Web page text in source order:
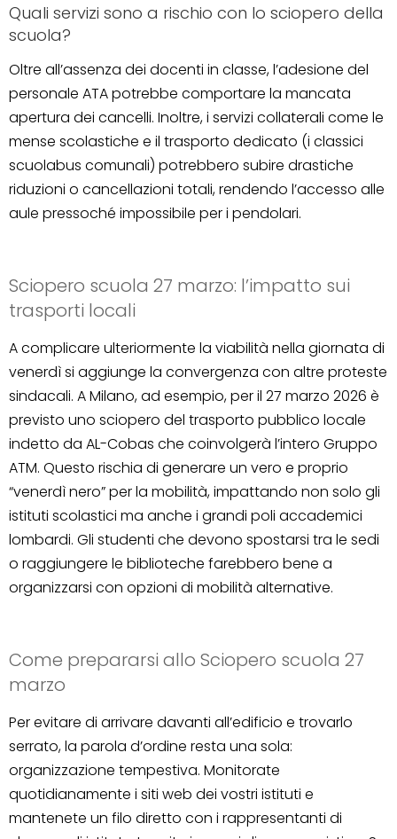
Quali servizi sono a rischio con lo sciopero della
scuola?
Oltre all’assenza dei docenti in classe, l’adesione del
personale ATA potrebbe comportare la mancata
apertura dei cancelli. Inoltre, i servizi collaterali come le
mense scolastiche e il trasporto dedicato (i classici
scuolabus comunali) potrebbero subire drastiche
riduzioni o cancellazioni totali, rendendo l’accesso alle
aule pressoché impossibile per i pendolari.
Sciopero scuola 27 marzo: l’impatto sui
trasporti locali
A complicare ulteriormente la viabilità nella giornata di
venerdì si aggiunge la convergenza con altre proteste
sindacali. A Milano, ad esempio, per il 27 marzo 2026 è
previsto uno sciopero del trasporto pubblico locale
indetto da AL-Cobas che coinvolgerà l’intero Gruppo
ATM. Questo rischia di generare un vero e proprio
“venerdì nero” per la mobilità, impattando non solo gli
istituti scolastici ma anche i grandi poli accademici
lombardi. Gli studenti che devono spostarsi tra le sedi
o raggiungere le biblioteche farebbero bene a
organizzarsi con opzioni di mobilità alternative.
Come prepararsi allo Sciopero scuola 27
marzo
Per evitare di arrivare davanti all’edificio e trovarlo
serrato, la parola d’ordine resta una sola:
organizzazione tempestiva. Monitorate
quotidianamente i siti web dei vostri istituti e
mantenete un filo diretto con i rappresentanti di